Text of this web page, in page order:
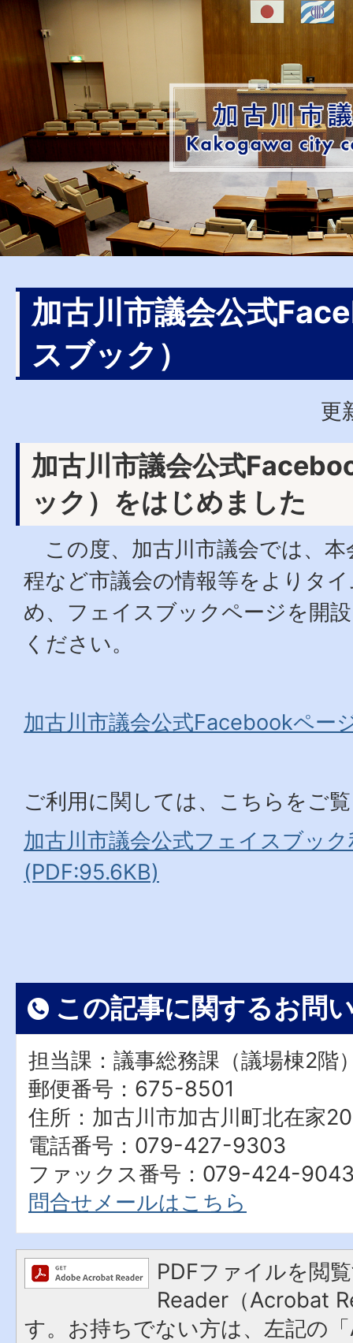
加古川市議会公式
スブック）
更
加古川市議会公式
ック）をはじめました
この度、加古川市議会では、本
程など市議会の情報等をよりタ
め、フェイスブックページを開
ください。
加古川市議会公式Facebookペー
ご利用に関しては、こちらをご
加古川市議会公式フェイスブッ
(PDF:95.6KB)
この記事に関するお問
担当課：議事総務課（議場棟2階
郵便番号：675-8501
住所：加古川市加古川町北在家
電話番号：079-427-9303
ファックス番号：079-424-
問合せメールはこちら
PDFファイルを閲
Reader（Acrobat
す。お持ちでない方は、左記の